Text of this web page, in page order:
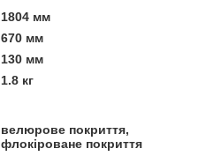
1804 мм
670 мм
130 мм
1.8 кг
велюрове покриття,
флокіроване покриття